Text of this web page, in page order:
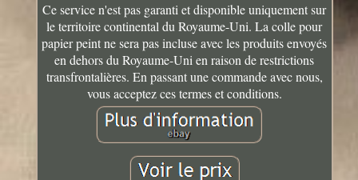
Ce service n'est pas garanti et disponible uniquement sur
le territoire continental du Royaume-Uni. La colle pour
papier peint ne sera pas incluse avec les produits envoyés
en dehors du Royaume-Uni en raison de restrictions
transfrontalières. En passant une commande avec nous,
vous acceptez ces termes et conditions.